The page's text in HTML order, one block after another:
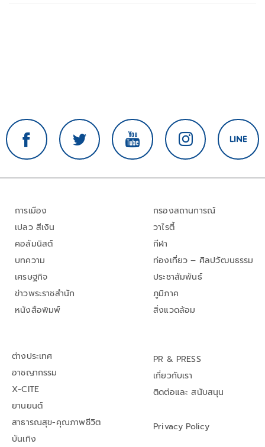
การเมือง
เปลว สีเงิน
คอลัมนิสต์
บทความ
เศรษฐกิจ
ข่าวพระราชสำนัก
หนังสือพิมพ์
กรองสถานการณ์
วาไรตี้
กีฬา
ท่องเที่ยว – ศิลปวัฒนธรรม
ประชาสัมพันธ์
ภูมิภาค
สิ่งแวดล้อม
ต่างประเทศ
อาชญากรรม
X-CITE
ยานยนต์
สาธารณสุข-คุณภาพชีวิต
บันเทิง
PR & PRESS
เกี่ยวกับเรา
ติดต่อและ สนับสนุน
Privacy Policy